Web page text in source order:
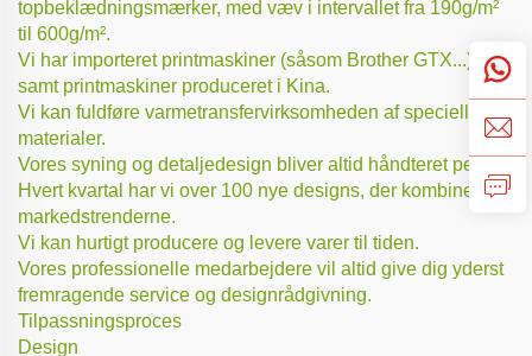
topbeklædningsmærker, med væv i intervallet fra 190g/m²
til 600g/m².
Vi har importeret printmaskiner (såsom Brother GTX...)
samt printmaskiner produceret i Kina.
Vi kan fuldføre varmetransfervirksomheden af specielle
materialer.
Vores syning og detaljedesign bliver altid håndteret perfekt.
Hvert kvartal har vi over 100 nye designs, der kombinerer
markedstrenderne.
Vi kan hurtigt producere og levere varer til tiden.
Vores professionelle medarbejdere vil altid give dig yderst
fremragende service og designrådgivning.
Tilpassningsproces
Design